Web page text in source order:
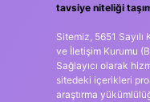
tavsiye niteliği
Sitemiz, 5651
ve İletişim Kurumu
Sağlayıcı olarak
sitedeki içerikleri
araştırma